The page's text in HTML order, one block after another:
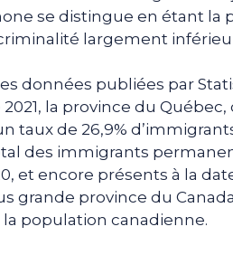
se distingue en étant la
largement
données publiées par
la province du
taux de 26,9%
des immigrants
et encore présents à la
grande province du
population canadienne.